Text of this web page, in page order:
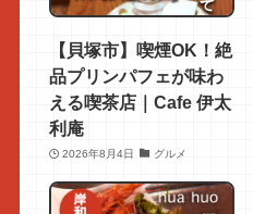
【貝塚市】喫煙OK！絶
品プリンパフェが味わ
える喫茶店｜Cafe 伊太
利庵
2026年8月4日 グルメ